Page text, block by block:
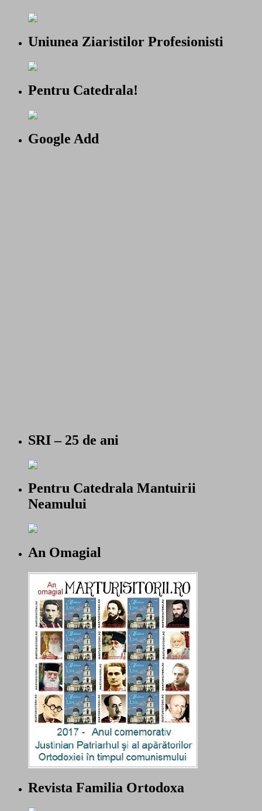
Uniunea Ziaristilor Profesionisti
Pentru Catedrala!
Google Add
SRI – 25 de ani
Pentru Catedrala Mantuirii
Neamului
An Omagial
Revista Familia Ortodoxa